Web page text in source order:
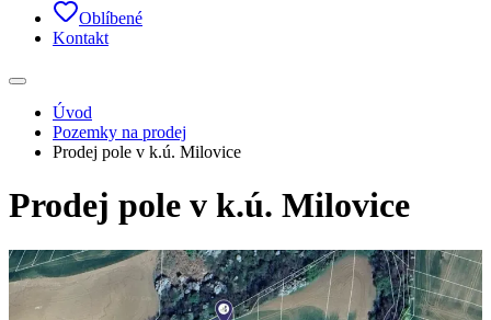
Oblíbené
Kontakt
Úvod
Pozemky na prodej
Prodej pole v k.ú. Milovice
Prodej pole v k.ú. Milovice